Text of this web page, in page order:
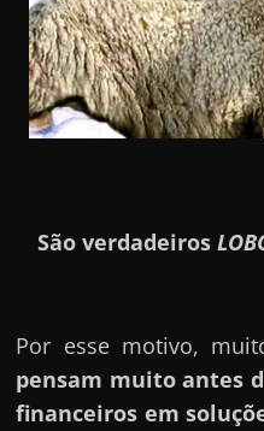
São verdadeiros
Por esse motivo,
pensam muito antes
financeiros em